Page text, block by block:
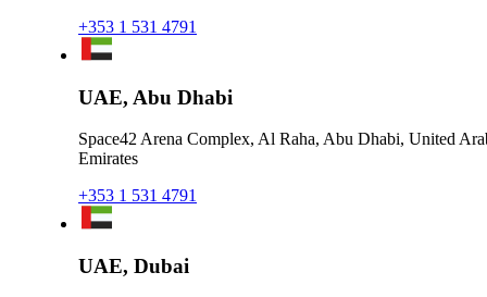
+353 1 531 4791
UAE, Abu Dhabi
Space42 Arena Complex, Al Raha, Abu Dhabi, United
Emirates
+353 1 531 4791
UAE, Dubai